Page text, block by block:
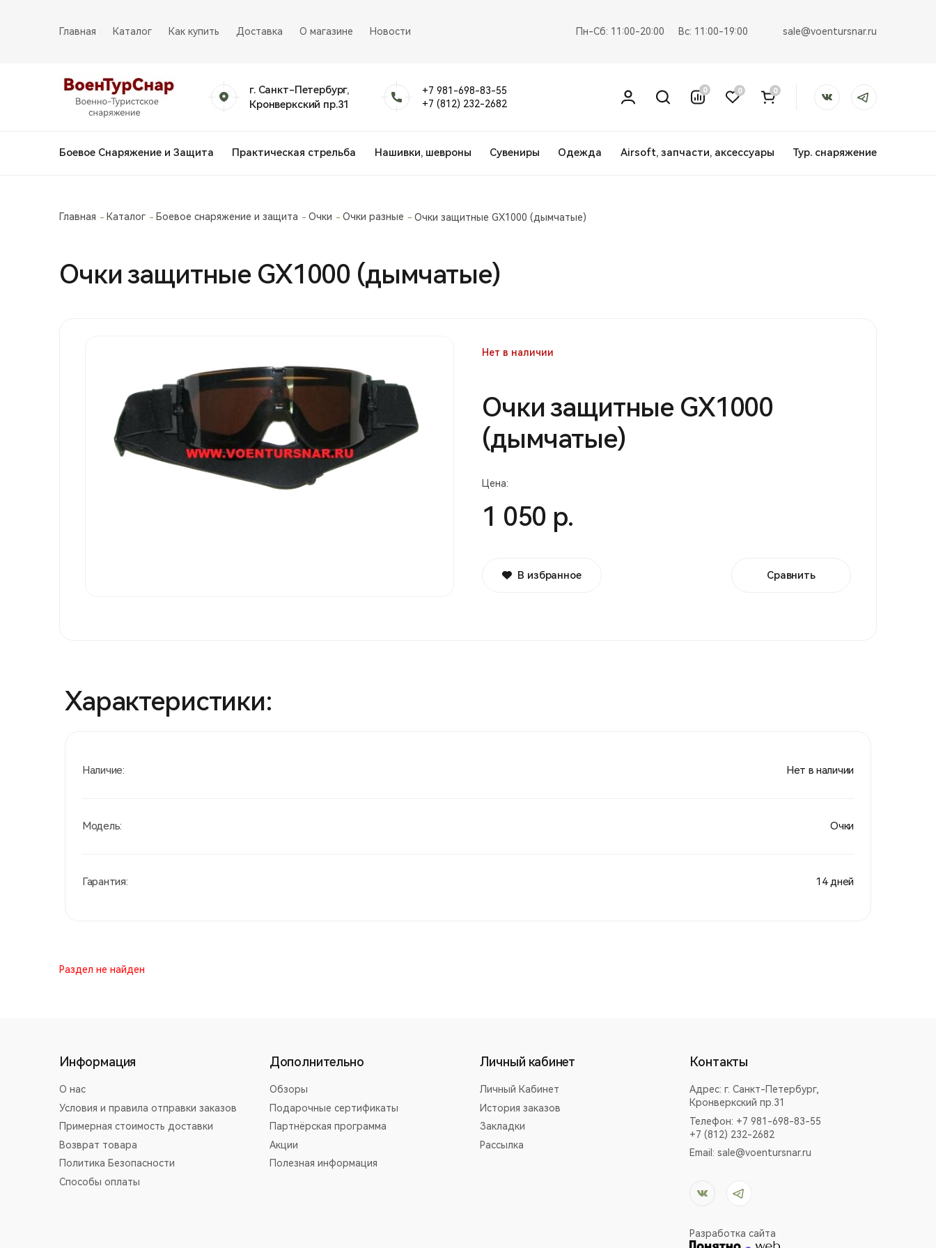
Главная Каталог Как купить Доставка О магазине Новости Пн-Сб: 11:00-20:00 Вс: 11:00-19:00 sale@voentursnar.ru
г. Санкт-Петербург,
Кронверкский пр.31
+7 981-698-83-55
+7 (812) 232-2682
0 0 0
Боевое Снаряжение и Защита Практическая стрельба Нашивки, шевроны Сувениры Одежда Airsoft, запчасти, аксессуары Тур. снаряжение
Главная Каталог Боевое снаряжение и защита Очки Очки разные Очки защитные GX1000 (дымчатые)
Очки защитные GX1000 (дымчатые)
Нет в наличии
Очки защитные GX1000
(дымчатые)
Цена:
1 050 р.
В избранное Сравнить
Характеристики:
Наличие: Нет в наличии
Модель: Очки
Гарантия: 14 дней
Раздел не найден
Информация
О нас
Условия и правила отправки заказов
Примерная стоимость доставки
Возврат товара
Политика Безопасности
Способы оплаты
Дополнительно
Обзоры
Подарочные сертификаты
Партнёрская программа
Акции
Полезная информация
Личный кабинет
Личный Кабинет
История заказов
Закладки
Рассылка
Контакты
Адрес:г. Санкт-Петербург,
Кронверкский пр.31
Телефон: +7 981-698-83-55
+7 (812) 232-2682
Email:sale@voentursnar.ru
Разработка сайта